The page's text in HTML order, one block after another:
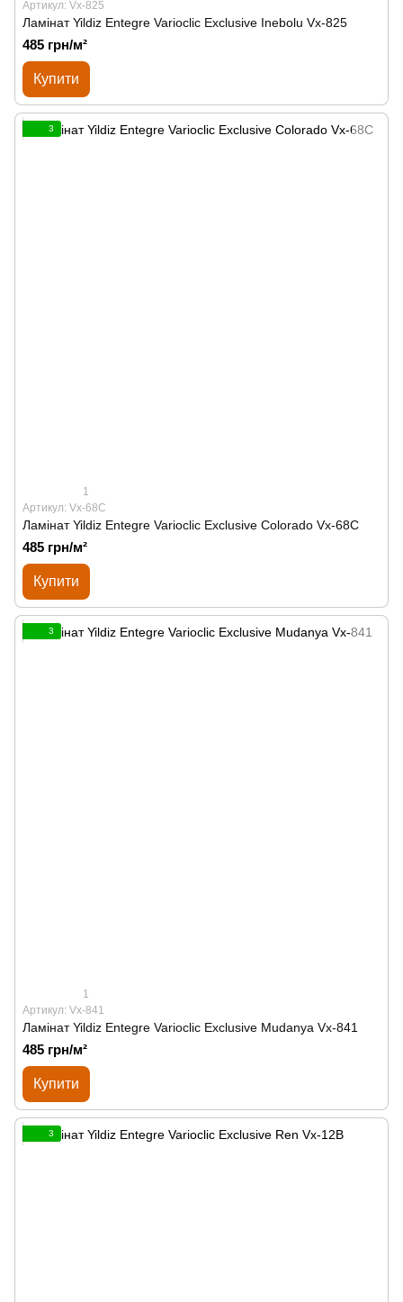
Артикул: Vx-825
Ламінат Yildiz Entegre Varioclic Exclusive Inebolu Vx-825
485 грн/м²
Купити
3
1
Артикул: Vx-68C
Ламінат Yildiz Entegre Varioclic Exclusive Сolorado Vx-68C
485 грн/м²
Купити
3
1
Артикул: Vx-841
Ламінат Yildiz Entegre Varioclic Exclusive Mudanya Vx-841
485 грн/м²
Купити
3